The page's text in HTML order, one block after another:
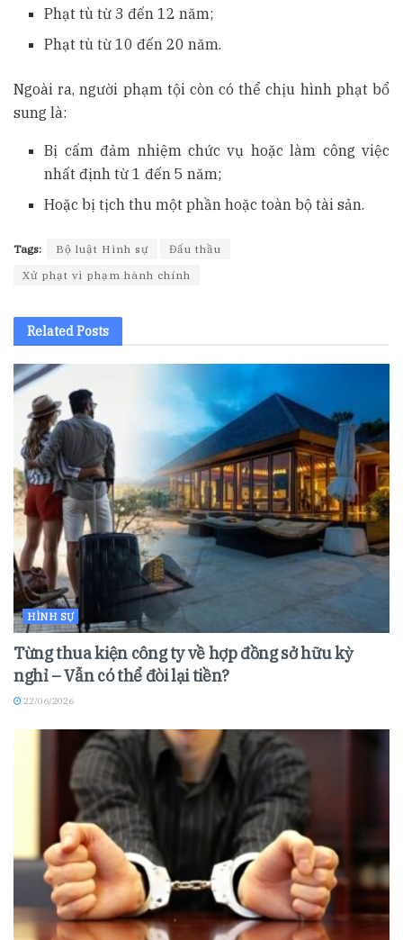
Phạt tù từ 3 đến 12 năm;
Phạt tù từ 10 đến 20 năm.
Ngoài ra, người phạm tội còn có thể chịu hình phạt bổ
sung là:
Bị cấm đảm nhiệm chức vụ hoặc làm công việc
nhất định từ 1 đến 5 năm;
Hoặc bị tịch thu một phần hoặc toàn bộ tài sản.
Tags: Bộ luật Hình sự
Đấu thầu
Xử phạt vi phạm hành chính
RelatedPosts
HÌNH SỰ
Từng thua kiện công ty về hợp đồng sở hữu kỳ
nghỉ – Vẫn có thể đòi lại tiền?
22/06/2026